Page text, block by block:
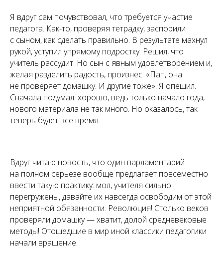
Я вдруг сам почувствовал, что требуется участие
педагога. Как-то, проверяя тетрадку, заспорили
с сыном, как сделать правильно. В результате махнул
рукой, уступил упрямому подростку. Решил, что
учитель рассудит. Но сын с явным удовлетворением и,
желая разделить радость, произнес: «Пап, она
не проверяет домашку. И другие тоже». Я опешил.
Сначала подумал: хорошо, ведь только начало года,
нового материала не так много. Но оказалось, так
теперь будет все время.
Вдруг читаю новость, что один парламентарий
на полном серьезе вообще предлагает повсеместно
ввести такую практику: мол, учителя сильно
перегружены, давайте их навсегда освободим от этой
неприятной обязанности. Революция! Столько веков
проверяли домашку — хватит, долой средневековые
методы! Отошедшие в мир иной классики педагогики
начали вращение.